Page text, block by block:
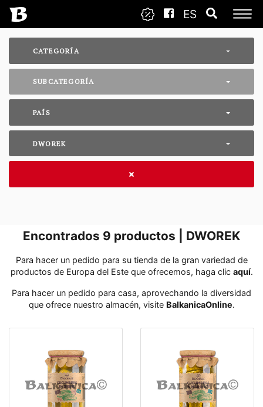
ES
CATEGORÍA
SUBCATEGORÍA
PAÍS
DWOREK
Encontrados 9 productos | DWOREK
Para hacer un pedido para su tienda de la gran variedad de
productos de Europa del Este que ofrecemos, haga clic aquí․
Para hacer un pedido para casa, aprovechando la diversidad
que ofrece nuestro almacén, visite BalkanicaOnline․